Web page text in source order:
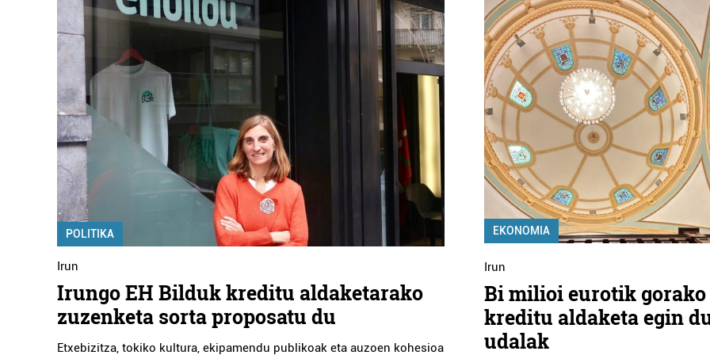
POLITIKA
Irun
Irungo EH Bilduk kreditu aldaketarako
zuzenketa sorta proposatu du
Etxebizitza, tokiko kultura, ekipamendu publikoak eta auzoen kohesioa
EKONOMIA
Irun
Bi milioi eurotik gorako
kreditu aldaketa egin
udalak